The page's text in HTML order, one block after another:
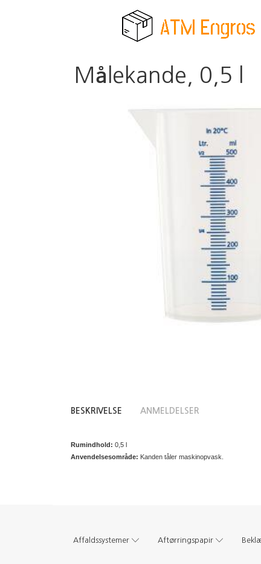
Målekande, 0,5 l
BESKRIVELSE ANMELDELSER
Rumindhold: 0,5 l
Anvendelsesområde: Kanden tåler maskinopvask.
Affaldssystemer Aftørringspapir